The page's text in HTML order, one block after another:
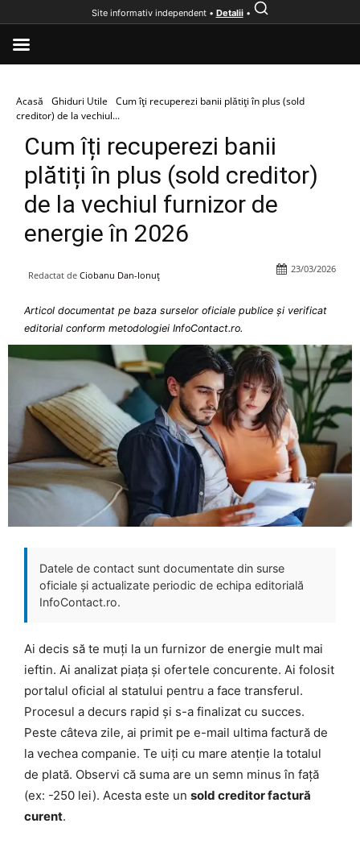
Acasă Ghiduri Utile
Cum îți recuperezi banii plătiți în plus (sold
creditor) de la vechiul...
Cum îți recuperezi banii
plătiți în plus (sold creditor)
de la vechiul furnizor de
energie în 2026
Redactat de Ciobanu Dan-Ionuț
23/03/2026
Articol documentat pe baza surselor oficiale publice și verificat
editorial conform metodologiei InfoContact.ro.
Datele de contact sunt documentate din surse
oficiale și actualizate periodic de echipa editorială
InfoContact.ro.
Ai decis să te muți la un furnizor de energie mult mai
ieftin. Ai analizat piața și ofertele concurente. Ai folosit
portalul oficial al statului pentru a face transferul.
Procesul a decurs rapid și s-a finalizat cu succes.
Peste câteva zile, ai primit pe e-mail ultima factură de
la vechea companie. Te uiți cu mare atenție la totalul
de plată. Observi că suma are un semn minus în față
(ex: -250 lei). Acesta este un sold creditor factură
curent.
Site informativ independent • Detalii•